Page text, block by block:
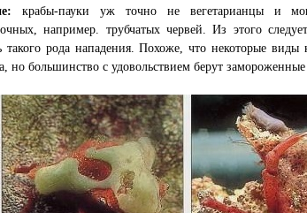
крабы-пауки уж точно не вегетарианцы и
например. трубчатых червей. Из этого
такого рода нападения. Похоже, что некоторые виды
но большинство с удовольствием берут